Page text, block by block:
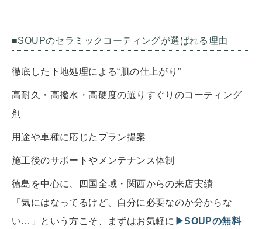
■SOUPのセラミックコーティングが選ばれる理由
徹底した下地処理による“肌の仕上がり”
高耐久・高撥水・高硬度の選りすぐりのコーティング
剤
用途や車種に応じたプラン提案
施工後のサポートやメンテナンス体制
徳島を中心に、四国全域・関西からの来店実績
「気にはなってるけど、自分に必要なのか分からな
い…」という方こそ、まずはお気軽に ▶SOUPの無料